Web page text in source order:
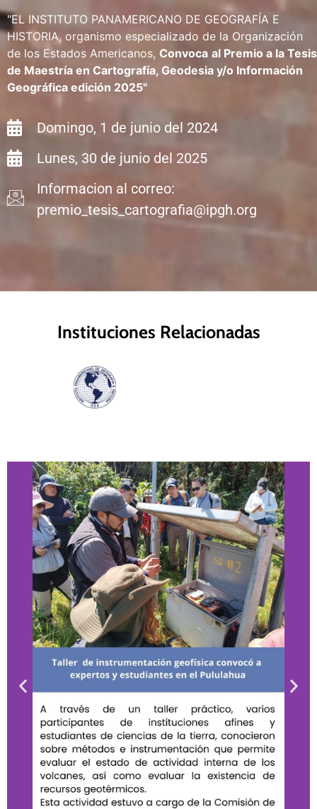
"EL INSTITUTO PANAMERICANO DE GEOGRAFÍA E
HISTORIA, organismo especializado de la Organización
de los Estados Americanos, Convoca al Premio a la Tesis
de Maestría en Cartografía, Geodesia y/o Información
Geográfica edición 2025"
Domingo, 1 de junio del 2024
Lunes, 30 de junio del 2025
Informacion al correo:
premio_tesis_cartografia@ipgh.org
Instituciones Relacionadas